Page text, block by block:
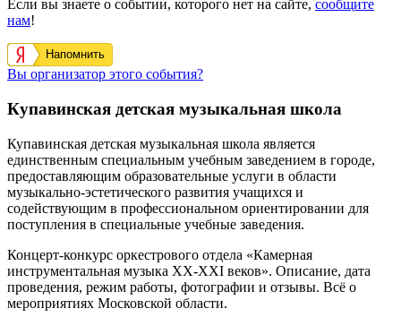
Если вы знаете о событии, которого нет на сайте, сообщите
нам!
Напомнить
Вы организатор этого события?
Купавинская детская музыкальная школа
Купавинская детская музыкальная школа является
единственным специальным учебным заведением в городе,
предоставляющим образовательные услуги в области
музыкально-эстетического развития учащихся и
содействующим в профессиональном ориентировании для
поступления в специальные учебные заведения.
Концерт-конкурс оркестрового отдела «Камерная
инструментальная музыка XX-XXI веков». Описание, дата
проведения, режим работы, фотографии и отзывы. Всё о
мероприятиях Московской области.